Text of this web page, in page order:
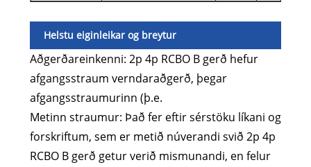
Helstu eiginleikar og breytur
Aðgerðareinkenni: 2p 4p RCBO B gerð hefur
afgangsstraum verndaraðgerð, þegar
afgangsstraumurinn (þ.e.
Metinn straumur: Það fer eftir sérstöku líkani og
forskriftum, sem er metið núverandi svið 2p 4p
RCBO B gerð getur verið mismunandi, en felur